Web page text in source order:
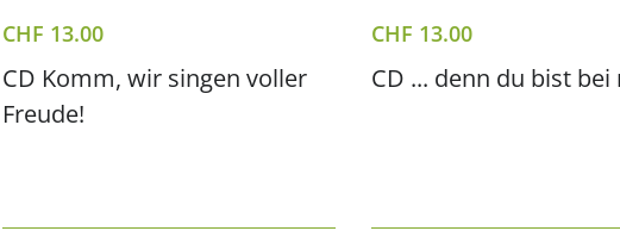
CHF 13.00
CD Komm, wir singen voller
Freude!
CHF 13.00
CD ... denn du bist